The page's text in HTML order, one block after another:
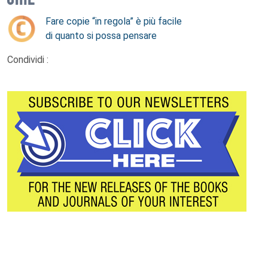
Fare copie “in regola” è più facile
di quanto si possa pensare
Condividi :